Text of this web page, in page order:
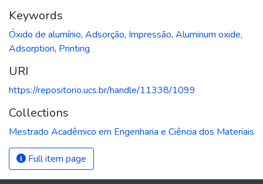
Keywords
Óxido de alumínio, Adsorção, Impressão, Aluminum oxide,
Adsorption, Printing
URI
https://repositorio.ucs.br/handle/11338/1099
Collections
Mestrado Acadêmico em Engenharia e Ciência dos Materiais
Full item page